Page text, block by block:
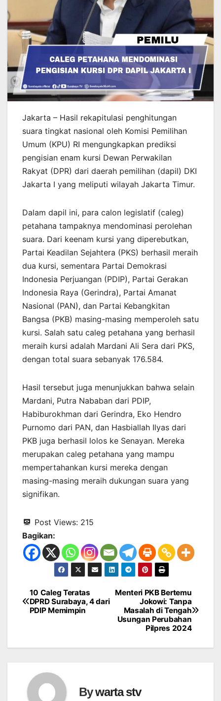
Jakarta – Hasil rekapitulasi penghitungan
suara tingkat nasional oleh Komisi Pemilihan
Umum (KPU) RI mengungkapkan prediksi
pengisian enam kursi Dewan Perwakilan
Rakyat (DPR) dari daerah pemilihan (dapil) DKI
Jakarta I yang meliputi wilayah Jakarta Timur.
Dalam dapil ini, para calon legislatif (caleg)
petahana tampaknya mendominasi perolehan
suara. Dari keenam kursi yang diperebutkan,
Partai Keadilan Sejahtera (PKS) berhasil meraih
dua kursi, sementara Partai Demokrasi
Indonesia Perjuangan (PDIP), Partai Gerakan
Indonesia Raya (Gerindra), Partai Amanat
Nasional (PAN), dan Partai Kebangkitan
Bangsa (PKB) masing-masing memperoleh satu
kursi. Salah satu caleg petahana yang berhasil
meraih kursi adalah Mardani Ali Sera dari PKS,
dengan total suara sebanyak 176.584.
Hasil tersebut juga menunjukkan bahwa selain
Mardani, Putra Nababan dari PDIP,
Habiburokhman dari Gerindra, Eko Hendro
Purnomo dari PAN, dan Hasbiallah Ilyas dari
PKB juga berhasil lolos ke Senayan. Mereka
merupakan caleg petahana yang mampu
mempertahankan kursi mereka dengan
masing-masing meraih dukungan suara yang
signifikan.
Post Views: 215
Bagikan:
Navigasi
pos
Menteri PKB Bertemu
Jokowi: Tanpa
Masalah di Tengah
Usungan Perubahan
Pilpres 2024
10 Caleg Teratas
DPRD Surabaya, 4 dari
PDIP Memimpin
Bywarta stv